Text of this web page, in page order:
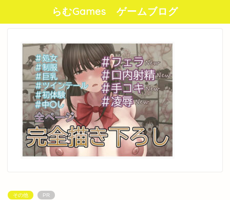
らむGames ゲームブログ
その他 PR